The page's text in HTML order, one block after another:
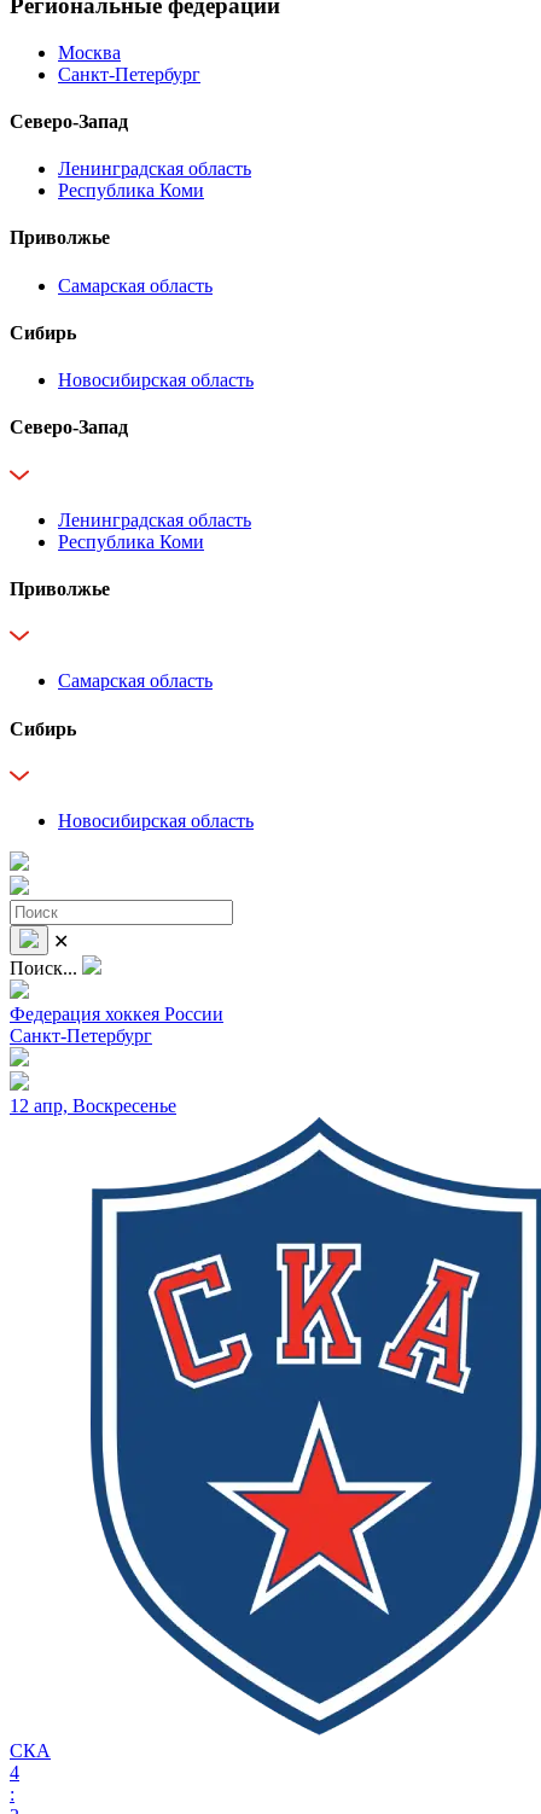
Региональные федерации
Москва
Санкт-Петербург
Северо-Запад
Ленинградская область
Республика Коми
Приволжье
Самарская область
Сибирь
Новосибирская область
Северо-Запад
Ленинградская область
Республика Коми
Приволжье
Самарская область
Сибирь
Новосибирская область
✕
Поиск...
Федерация хоккея России
Санкт-Петербург
12 апр, Воскресенье
СКА
4
: